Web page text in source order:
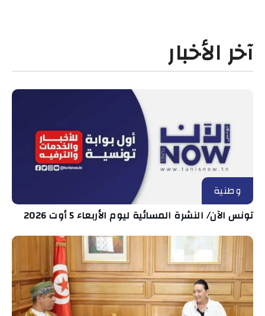
آخر الأخبار
وطنية
تونس الآن/ النشرة المسائية ليوم الأربعاء 5 أوت 2026